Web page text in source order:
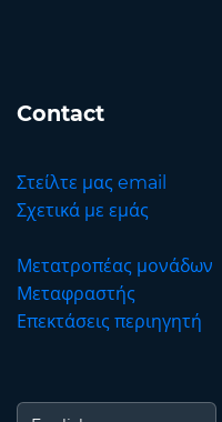
Contact
Στείλτε μας email
Σχετικά με εμάς
Μετατροπέας μονάδων
Μεταφραστής
Επεκτάσεις περιηγητή